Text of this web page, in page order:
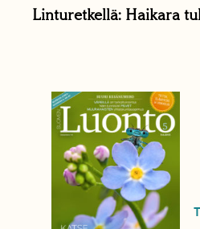
Linturetkellä: Haikara